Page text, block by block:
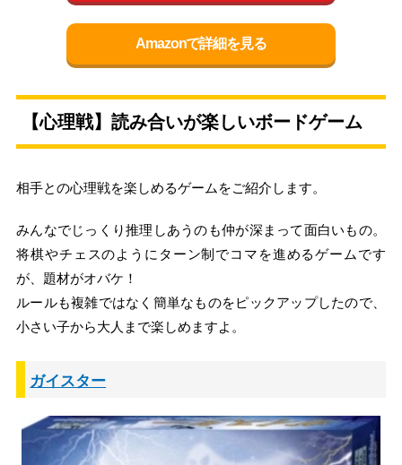
Amazonで詳細を見る
【心理戦】読み合いが楽しいボードゲーム
相手との心理戦を楽しめるゲームをご紹介します。
みんなでじっくり推理しあうのも仲が深まって面白いもの。
将棋やチェスのようにターン制でコマを進めるゲームです
が、題材がオバケ！
ルールも複雑ではなく簡単なものをピックアップしたので、
小さい子から大人まで楽しめますよ。
ガイスター